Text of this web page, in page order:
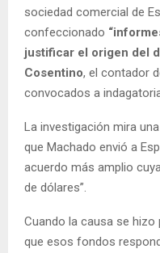
sociedad comercial de
confeccionado
justificar el origen del
Cosentino, el contador
convocados a
La investigación mira
que Machado envió a
acuerdo más amplio
de dólares”.
Cuando la causa se hizo
que esos fondos